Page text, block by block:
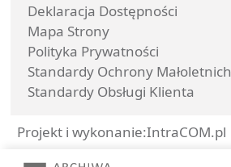
Deklaracja Dostępności
Mapa Strony
Polityka Prywatności
Standardy Ochrony Małoletnich
Standardy Obsługi Klienta
Projekt i wykonanie:IntraCOM.pl